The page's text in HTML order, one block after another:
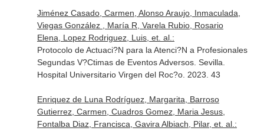
Jiménez Casado, Carmen, Alonso Araujo, Inmaculada,
Viegas González , María R, Varela Rubio, Rosario
Elena, Lopez Rodriguez, Luis, et. al.:
Protocolo de Actuaci?N para la Atenci?N a Profesionales
Segundas V?Ctimas de Eventos Adversos. Sevilla.
Hospital Universitario Virgen del Roc?o. 2023. 43
Enriquez de Luna Rodríguez, Margarita, Barroso
Gutierrez, Carmen, Cuadros Gomez, Maria Jesus,
Fontalba Diaz, Francisca, Gavira Albiach, Pilar, et. al.: